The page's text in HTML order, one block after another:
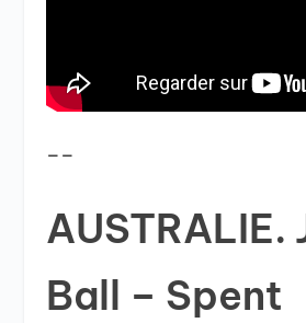
AUSTRALIE.
Ball – Spent